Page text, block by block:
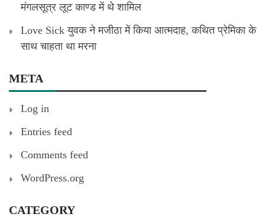
मंगलसूत्र लूट काण्‍ड में थे शामिल
Love Sick युवक ने मजीठा में किया आत्मदाह, कथित प्रेमिका के
साथ चाहता था मरना
META
Log in
Entries feed
Comments feed
WordPress.org
CATEGORY